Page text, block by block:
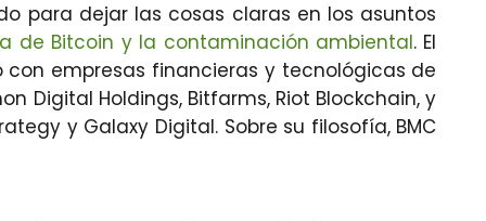
para dejar las cosas claras en los asuntos
de Bitcoin y la contaminación ambiental. El
empresas financieras y tecnológicas de
Digital Holdings, Bitfarms, Riot Blockchain, y
y Galaxy Digital. Sobre su filosofía, BMC